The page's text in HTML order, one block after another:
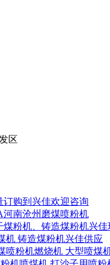
区
购到兴佳欢迎咨询
南沧州磨煤喷粉机
粉机、铸造煤粉机兴佳
机 铸造煤粉机兴佳供应
喷粉机燃烧机 大型喷煤